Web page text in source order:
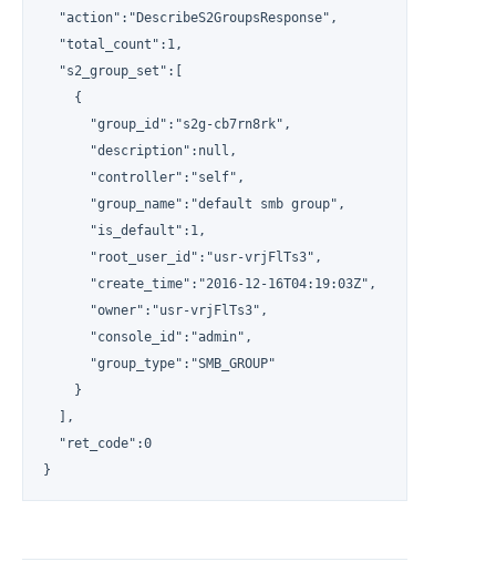
  "action":"DescribeS2GroupsResponse",
  "total_count":1,
  "s2_group_set":[
    {
      "group_id":"s2g-cb7rn8rk",
      "description":null,
      "controller":"self",
      "group_name":"default smb group",
      "is_default":1,
      "root_user_id":"usr-vrjFlTs3",
      "create_time":"2016-12-16T04:19:03Z",
      "owner":"usr-vrjFlTs3",
      "console_id":"admin",
      "group_type":"SMB_GROUP"
    }
  ],
  "ret_code":0
}